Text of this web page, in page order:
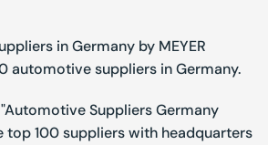
in Germany by MEYER
automotive suppliers in Germany.
Suppliers Germany
100 suppliers with headquarters